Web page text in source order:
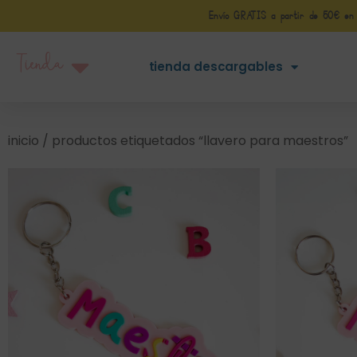
Envío GRATIS a partir de 50€ en
tienda descargables
inicio / productos etiquetados “llavero para maestros”